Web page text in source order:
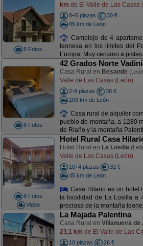
8 Fotos
km de El Valle de Las Casas
8+5 plazas
30 €
85 km de León
Complejo de 4
leonesa en los límites del
Europa. Muy cercano a
8 Fotos
42 Grados Norte
Casa Rural en Besande
Valle de Las Casas (León)
2-8 plazas
38 €
103 km de León
Casa rural de alquiler
pueblo de montaña, a 1280
de Riaño y la montaña
8 Fotos
Video
Hotel Rural Casa
Hotel Rural en La Losilla
Valle de Las Casas (León)
10+4 plazas
32 €
45 km de León
Casa Hilario es un hotel
la localidad de La Losilla a
preciosa de la montaña
La Majada Palentina
Casa Rural en Villanueva de
23,1 km de El Valle de Las
10 plazas
26 €